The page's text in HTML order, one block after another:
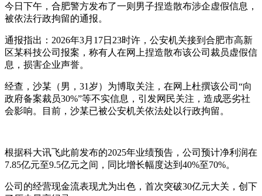
今日下午，合肥警方发布了一则男子捏造散布涉企虚假信息，
被依法行政拘留的通报。
通报指出：2026年3月17日23时许，公安机关接到合肥市高新
区某科技公司报案，称有人在网上捏造散布该公司裁员虚假信
息，损害企业声誉。
经查，沙某（男，31岁）为博取关注，在网上杜撰该公司“向
政府备案裁员30%”等不实信息，引发网民关注，造成恶劣社
会影响。目前，沙某已被公安机关依法处以行政拘留。
根据科大讯飞此前发布的2025年业绩预告，公司预计净利润在
7.85亿元至9.5亿元之间，同比增长幅度达到40%至70%。
公司的经营现金流表现尤为出色，首次突破30亿元大关，创下